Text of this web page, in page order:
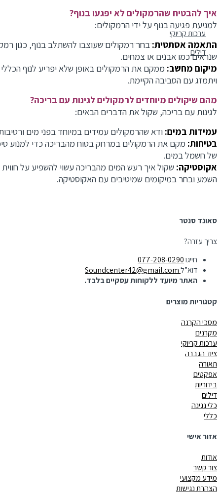
ערכות קריוקי
דילים
איך להבטיח שהרמקולים לא יפגעו בנוף?
למניעת פגיעה בנוף על ידי הרמקולים:
התאמה אסתטית:בחר רמקולים שעוצבו להשתלב בנוף, כגון
שנראים כמו אבנים או צמחים.
מיקום מחשב:ממקם את הרמקולים באופן שלא יפריע לנוף הכללי
ויתמזג עם הסביבה הקיימת.
מהם שיקולים מיוחדים לרמקולים לגינות עם בריכה?
לגינות עם בריכה, שקול את הדברים הבאים:
עמידות במים:ודא שהרמקולים עמידים במיוחד בפני מים ורטיבות.
בטיחות:מקם את הרמקולים במרחק בטוח מהבריכה כדי למנוע
של חשמל במים.
אקוסטיקה:שקול איך רעש המים מהבריכה עשוי להשפיע על חווית
השמע ובחר במיקומים שמיטיבים עם האקוסטיקה.
סאונד סנטר
צריך עזרה?
חייגו077-208-0290
דוא”לSoundcenter42@gmail.com
האתר מיועד ללקוחות עסקיים בלבד.
קטגוריות מוצרים
מסכי הקרנה
מקרנים
ערכות קריוקי
ציוד הגברה
תאורה
אפקטים
בידוריות
דילים
כלי נגינה
כללי
אזור אישי
אודות
צור קשר
מידע מקצועי
הצהרת נגישות